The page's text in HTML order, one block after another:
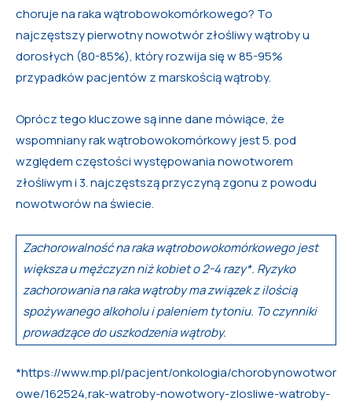
choruje na raka wątrobowokomórkowego? To
najczęstszy pierwotny nowotwór złośliwy wątroby u
dorosłych (80-85%), który rozwija się w 85-95%
przypadków pacjentów z marskością wątroby.
Oprócz tego kluczowe są inne dane mówiące, że
wspomniany rak wątrobowokomórkowy jest 5. pod
względem częstości występowania nowotworem
złośliwym i 3. najczęstszą przyczyną zgonu z powodu
nowotworów na świecie.
Zachorowalność na raka wątrobowokomórkowego jest
większa u mężczyzn niż kobiet o 2-4 razy*. Ryzyko
zachorowania na raka wątroby ma związek z ilością
spożywanego alkoholu i paleniem tytoniu. To czynniki
prowadzące do uszkodzenia wątroby.
*https://www.mp.pl/pacjent/onkologia/chorobynowotwor
owe/162524,rak-watroby-nowotwory-zlosliwe-watroby-